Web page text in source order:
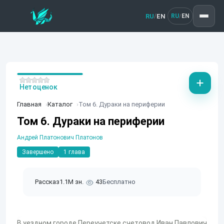
RU/EN RU/ EN
Главная Каталог Том 6. Дураки на периферии
Том 6. Дураки на периферии
Андрей Платонович Платонов
Завершено 1 глава
Рассказ1.1M зн. 43Бесплатно
Нет оценок